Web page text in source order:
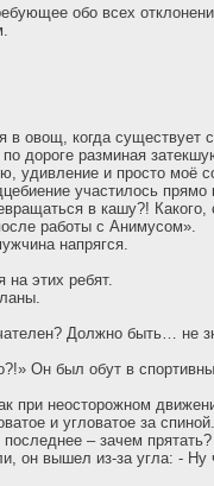
обо всех
в овощ, когда существует
по дороге разминая
удивление и просто моё
участилось прямо
в кашу?!
работы с Анимусом».
напрягся.
на этих ребят.
Должно быть… не
Он был обут в
при неосторожном
и угловатое за спиной.
– зачем
он вышел из-за угла: - Ну